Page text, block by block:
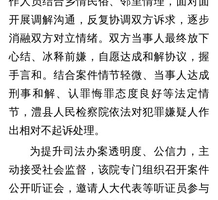
开展调解沟通，反复协调双方诉求，逐步
消融双方对立情绪。双方当事人最终放下
心结、冰释前嫌，自愿达成和解协议，握
手言和。结合案件情节轻微、当事人达成
刑事和解、认罪悔罪态度良好等法定情
节，澧县人民检察院依法对犯罪嫌疑人作
出相对不起诉处理。
为提升司法办案透明度、公信力，主
动接受社会监督，该院专门组织召开案件
公开听证会，邀请人大代表等听证员参与